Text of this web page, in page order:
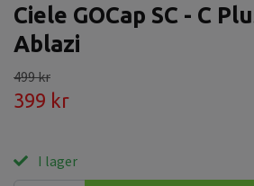
Ciele GOCap SC - C
Ablazi
499 kr
399 kr
I lager